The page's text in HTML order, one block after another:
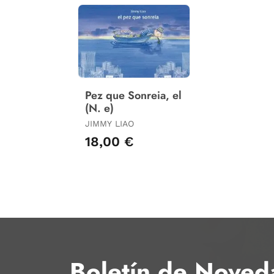
Pez que Sonreia, el
(N. e)
JIMMY LIAO
18,00 €